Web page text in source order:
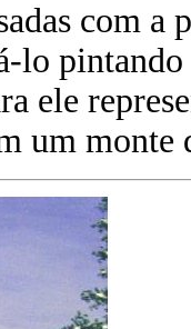
com a
lo
ele
um monte